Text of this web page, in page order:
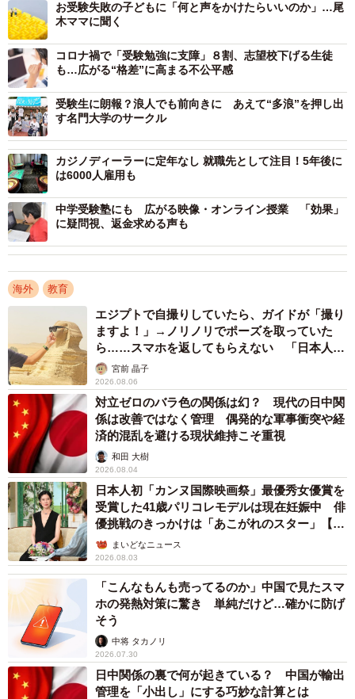
メリット：ネイティブとオンラインで会話、語学
力アップ
日本とロシアでは6時間の時差があるため、ロシアの大学の
授業は夕方以降。そのため、日本の大学で授業がある日で
も、両立はできました。オンライン授業には、日本以外の
国からも10人ほどが受講していました。バイトとの兼ね合
いで、週3回、1回あたり1時間半、文法と会話を学ぶ授業を
選択しました。
もちろん、外国語大でもロシア語の会話を学ぶ授業はあり
ました。しかし、週1回しかなく、間違いを恐れて簡単な質
問でも頭が真っ白になって、ロシア語が出てこないことも
ありました。でも、オンライン留学では、ロシア語しか通
じない相手と必ず会話をしなくてはいけません。間違えて
もいいから自分の気持ちをできるだけ文章にして伝えるよ
う心がけました。日本にいるのにロシア語を話す場をより
多く設けることができたのは、最大のメリットでした。
宿題も大変な時は2時間以上かかることもありましたが、オ
ンライン留学の期間である5月末までの約3カ月間だけで、
自分でも実感できるくらいに語学の能力を伸ばすことがで
きました。
デメリット：授業以外で学ぶ機会なく、辞めやす
い
今夏ごろには留学生の受け入れを再開する国も増え、9月か
らベラルーシに渡り、現地の大学で対面授業を受けていま
す。「現地」と「オンライン」の両方の留学を経験してみ
て、オンライン留学のデメリットも見えてきました。
やはり、オンラインでは授業という決められた時間でしか
お受験失敗の子どもに「何と声をかけたらいいのか」…尾
木ママに聞く
コロナ禍で「受験勉強に支障」８割、志望校下げる生徒
も…広がる“格差”に高まる不公平感
受験生に朗報？浪人でも前向きに あえて“多浪”を押し出
す名門大学のサークル
カジノディーラーに定年なし 就職先として注目！5年後に
は6000人雇用も
中学受験塾にも 広がる映像・オンライン授業 「効果」
に疑問視、返金求める声も
海外 教育
エジプトで自撮りしていたら、ガイドが「撮り
ますよ！」→ノリノリでポーズを取っていた
ら……スマホを返してもらえない 「日本人は
カモ代表かも」「私は6時間で3万円払った」
宮前 晶子
2026.08.06
対立ゼロのバラ色の関係は幻？ 現代の日中関
係は改善ではなく管理 偶発的な軍事衝突や経
済的混乱を避ける現状維持こそ重視
和田 大樹
2026.08.04
日本人初「カンヌ国際映画祭」最優秀女優賞を
受賞した41歳パリコレモデルは現在妊娠中 俳
優挑戦のきっかけは「あこがれのスター」【徹
子の部屋】
まいどなニュース
2026.08.03
「こんなもんも売ってるのか」中国で見たスマ
ホの発熱対策に驚き 単純だけど…確かに防げ
そう
中将 タカノリ
2026.07.30
日中関係の裏で何が起きている？ 中国が輸出
管理を「小出し」にする巧妙な計算とは